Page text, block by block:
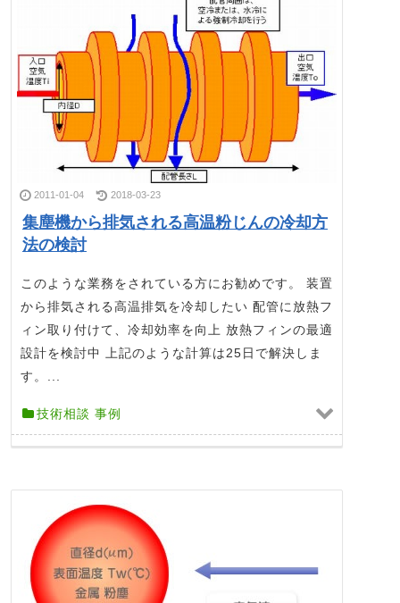
2011-01-04 2018-03-23
集塵機から排気される高温粉じんの冷却方
法の検討
このような業務をされている方にお勧めです。 装置
から排気される高温排気を冷却したい 配管に放熱フ
ィン取り付けて、冷却効率を向上 放熱フィンの最適
設計を検討中 上記のような計算は25日で解決しま
す。...
技術相談 事例